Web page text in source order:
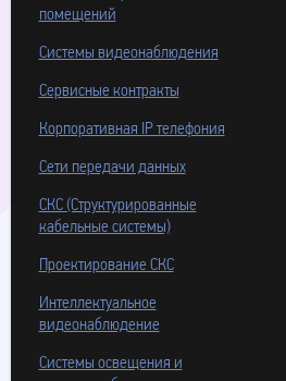
помещений
Системы видеонаблюдения
Сервисные контракты
Корпоративная IP телефония
Сети передачи данных
СКС (Структурированные
кабельные системы)
Проектирование СКС
Интеллектуальное
видеонаблюдение
Системы освещения и